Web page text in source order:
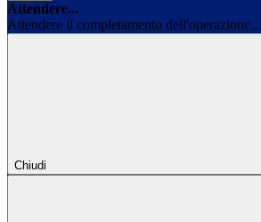
Attendere...
Attendere il completamento dell'operazione...
Chiudi